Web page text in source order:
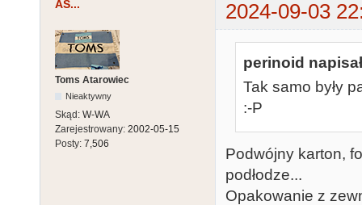
AS... 2024-09-03
Toms Atarowiec
Nieaktywny
Skąd: W-WA
Zarejestrowany: 2002-05-15
Posty: 7,506
perinoid
Tak samo były
:-P
Podwójny karton,
podłodze...
Opakowanie z